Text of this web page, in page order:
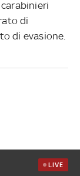
di
di evasione.
LIVE